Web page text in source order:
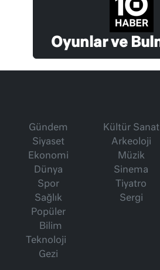
Oyunlar ve
Gündem
Siyaset
Ekonomi
Dünya
Spor
Sağlık
Popüler
Bilim
Teknoloji
Gezi
Kültür Sanat
Arkeoloji
Müzik
Sinema
Tiyatro
Sergi